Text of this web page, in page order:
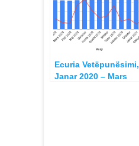
Ecuria Vetëpunësimi,
Janar 2020 – Mars